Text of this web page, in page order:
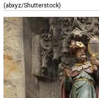
(abxyz/Shutterstock)